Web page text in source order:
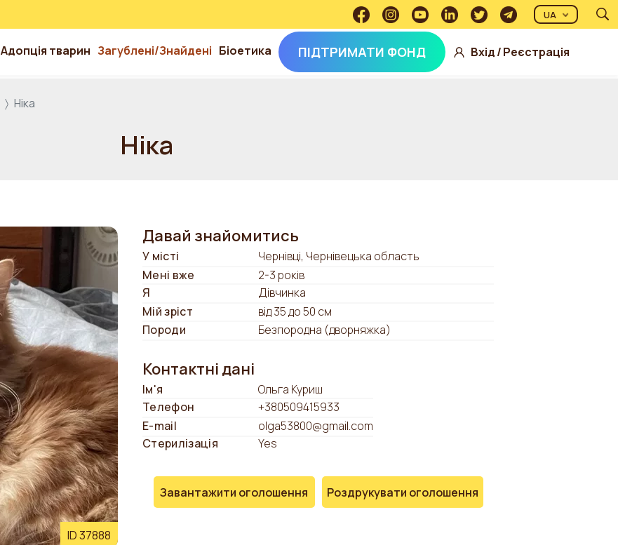
Адопція тварин Загублені/Знайдені Біоетика ПІДТРИМАТИ ФОНД Вхід/Реєстрація
UA
Ніка
Ніка
ID 37888
Давай знайомитись
У місті
Чернівці, Чернівецька область
Мені вже
2-3 років
Я
Дівчинка
Мій зріст
від 35 до 50 см
Породи
Безпородна (дворняжка)
Контактні дані
Ім'я
Ольга Куриш
Телефон
+380509415933
E-mail
olga53800@gmail.com
Стерилізація
Yes
Завантажити оголошення Роздрукувати оголошення